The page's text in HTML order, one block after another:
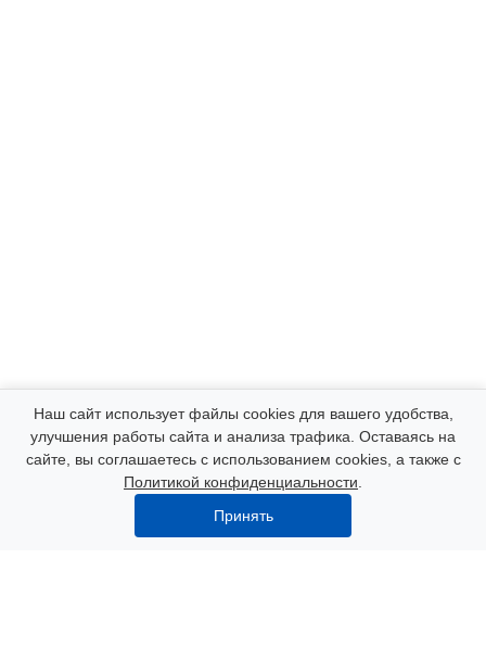
Компания
Каталог
Наш сайт использует файлы cookies для вашего удобства,
улучшения работы сайта и анализа трафика. Оставаясь на
сайте, вы соглашаетесь с использованием cookies, а также с
Политикой конфиденциальности
Принять